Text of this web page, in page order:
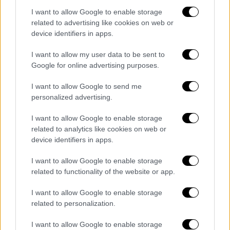
I want to allow Google to enable storage
related to advertising like cookies on web or
device identifiers in apps.
I want to allow my user data to be sent to
Google for online advertising purposes.
I want to allow Google to send me
personalized advertising.
I want to allow Google to enable storage
related to analytics like cookies on web or
device identifiers in apps.
I want to allow Google to enable storage
related to functionality of the website or app.
I want to allow Google to enable storage
related to personalization.
I want to allow Google to enable storage
Food & Drink11.05.2025 09:14
Μελέ – μελέ – καραμελέ! Τρεις
φανταστικές συνταγές για την
αγαπημένη κρέμα
Βγάλτε τα κουτάλια, έρχεται γλύκα